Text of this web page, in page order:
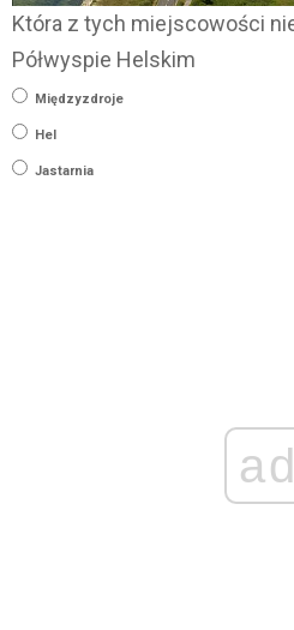
Która z tych miejscowości
Półwyspie Helskim
Międzyzdroje
Hel
Jastarnia
ad